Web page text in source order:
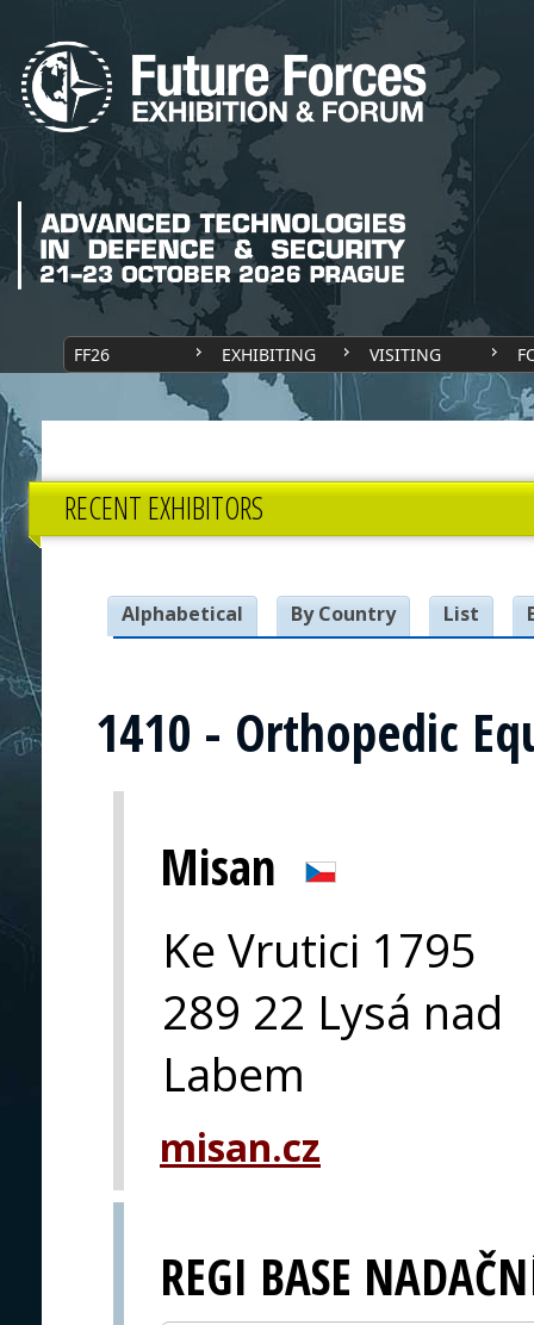
FF26 EXHIBITING VISITING
RECENT EXHIBITORS
Alphabetical By Country List
1410 - Orthopedic
Misan
Ke Vrutici 1795
289 22 Lysá nad
Labem
misan.cz
REGI BASE